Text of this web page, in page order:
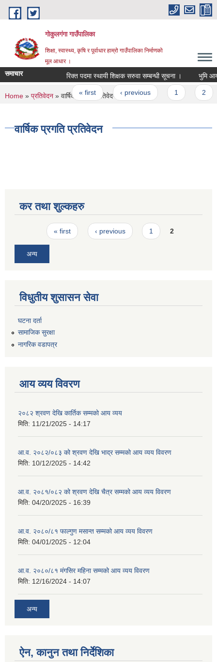
Skip to main content
गोकुलगंगा गाउँपालिका
शिक्षा, स्वास्थ्य, कृषि र पूर्वाधार हाम्रो गाउँपालिका निर्माणको
मूल आधार ।
समाचार रिक्त पदमा स्थायी शिक्षक सरुवा सम्बन्धी सूचना । भुमि
Pages
« first ‹ previous
You are here
Home » प्रतिवेदन » वार्षिक प्रगति प्रतिवेदन
वार्षिक प्रगति प्रतिवेदन
कर तथा शुल्कहरु
Pages« first ‹ previous 1 2
अन्य
विधुतीय शुसासन सेवा
घटना दर्ता
सामाजिक सुरक्षा
नागरिक वडापत्र
आय व्यय विवरण
२०८२ श्रवण देखि कार्तिक सम्मको आय व्यय
मिति: 11/21/2025 - 14:17
आ.व. २०८२/०८३ को श्रवण देखि भाद्र सम्मको आय व्यय विवरण
मिति: 10/12/2025 - 14:42
आ.व. २०८१/०८२ को श्रवण देखि चैत्र सम्मको आय व्यय विवरण
मिति: 04/20/2025 - 16:39
आ.व. २०८०/८१ फाल्गुण मसान्त सम्मको आय व्यय विवरण
मिति: 04/01/2025 - 12:04
आ.व. २०८०/८१ मंगसिर महिना सम्मको आय व्यय विवरण
मिति: 12/16/2024 - 14:07
अन्य
ऐन, कानुन तथा निर्देशिका